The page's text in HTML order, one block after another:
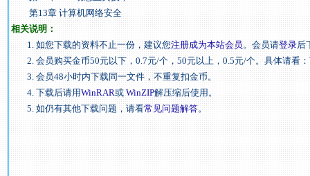
第13章 计算机网络安全
相关说明：
1. 如您下载的资料不止一份，建议您注册成为本站会员。会员请登录后
2. 会员购买金币50元以下，0.7元/个，50元以上，0.5元/个。具体请看：
3. 会员48小时内下载同一文件，不重复扣金币。
4. 下载后请用WinRAR或WinZIP解压缩后使用。
5. 如仍有其他下载问题，请看常见问题解答。